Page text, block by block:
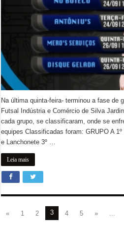
Na última quinta-feira- terminou a fase de
Futsal Indústria e Comércio de Silva
cada grupo, se classificaram, onde se
equipes Classificadas foram: GRUPO A
e Lanchonete 3º …
Leia mais
« 1 2 3 4 5 » ...